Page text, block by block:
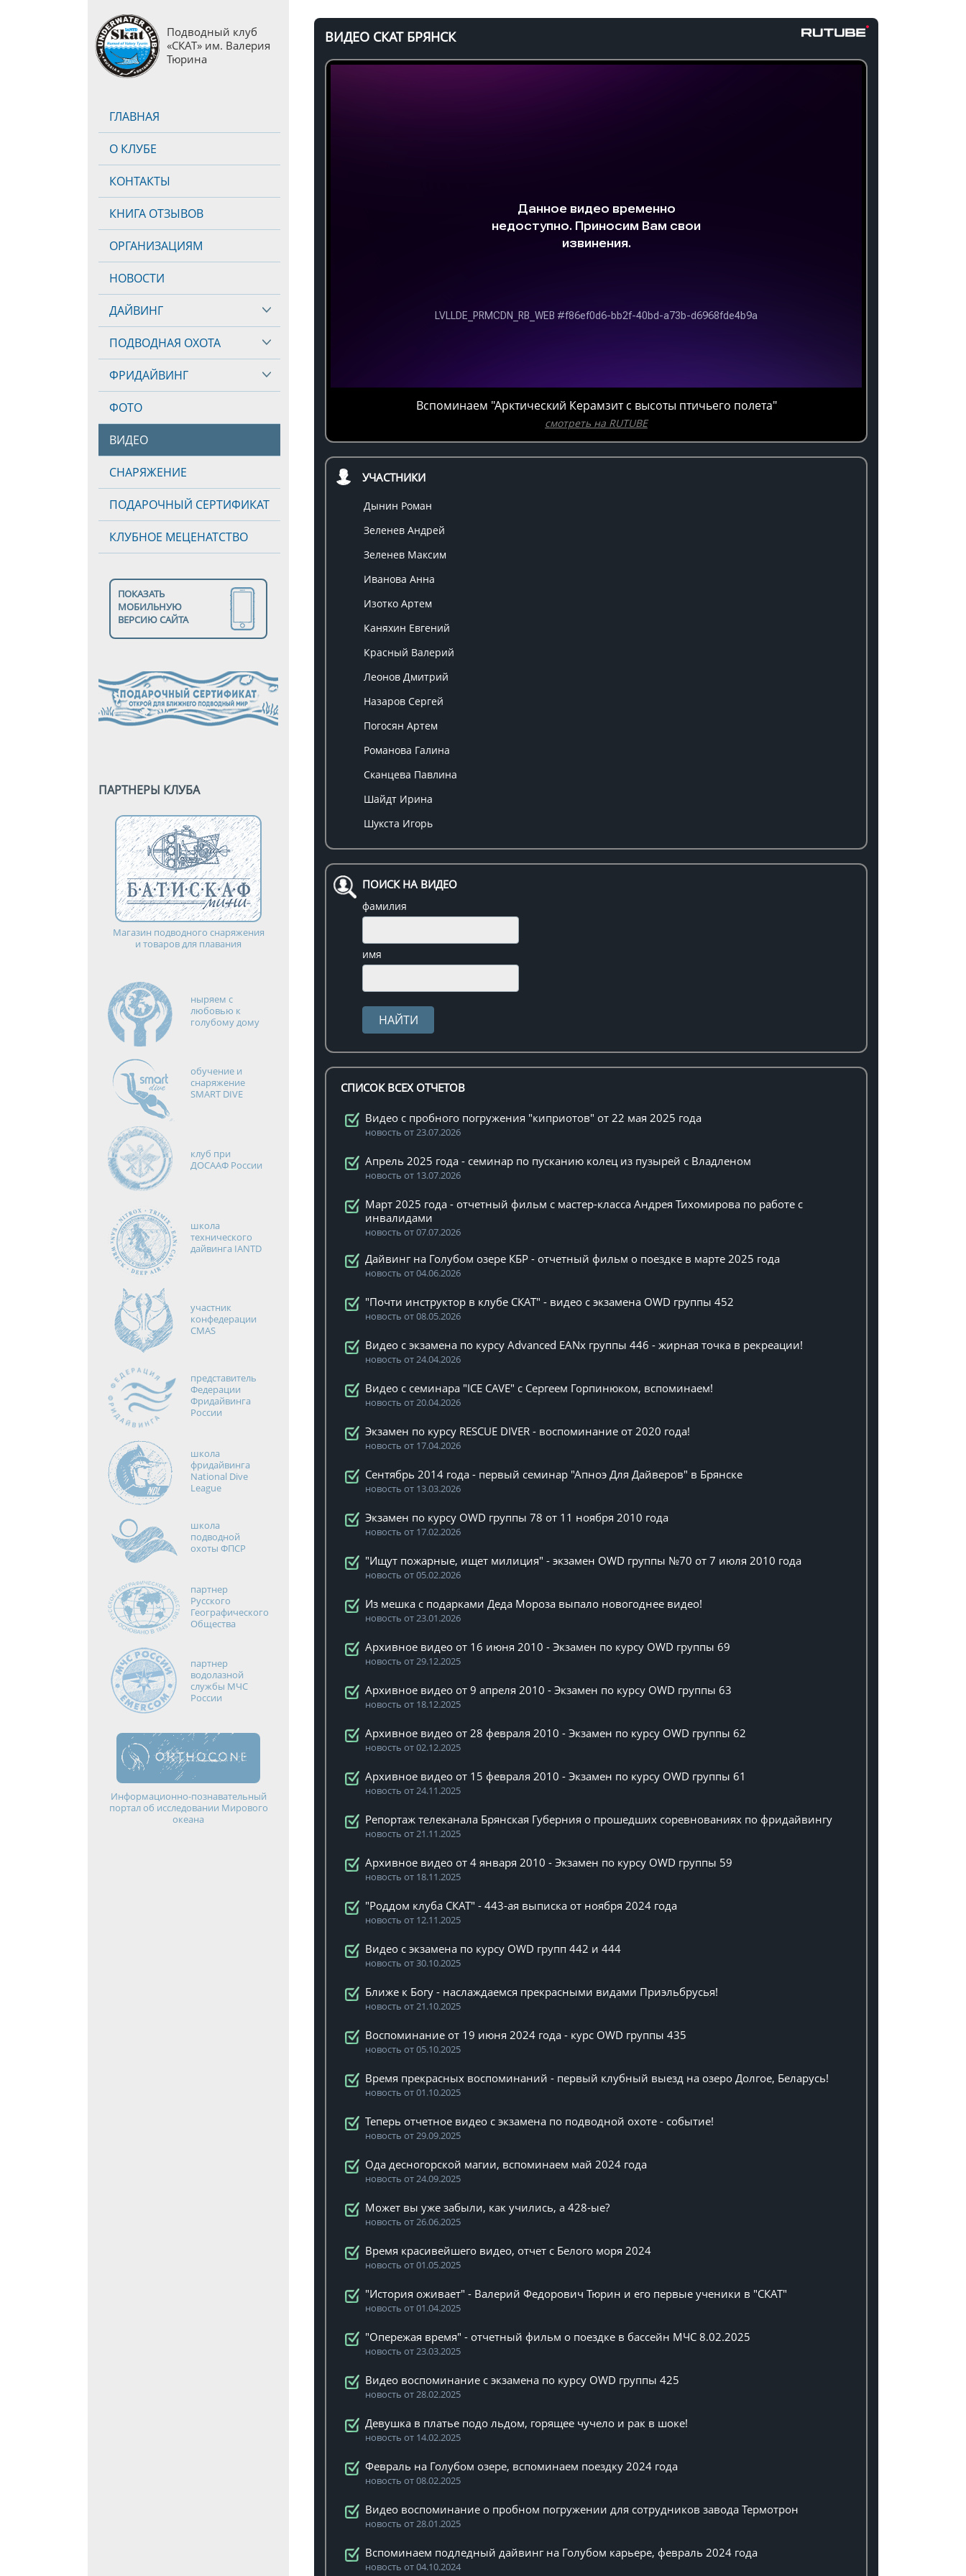
Подводный клуб
«СКАТ» им. Валерия
Тюрина
ГЛАВНАЯ
О КЛУБЕ
КОНТАКТЫ
КНИГА ОТЗЫВОВ
ОРГАНИЗАЦИЯМ
НОВОСТИ
ДАЙВИНГ
ПОДВОДНАЯ ОХОТА
ФРИДАЙВИНГ
ФОТО
ВИДЕО
СНАРЯЖЕНИЕ
ПОДАРОЧНЫЙ СЕРТИФИКАТ
КЛУБНОЕ МЕЦЕНАТСТВО
ПОКАЗАТЬ
МОБИЛЬНУЮ
ВЕРСИЮ САЙТА
ПАРТНЕРЫ КЛУБА
Магазин подводного снаряжения
и товаров для плавания
ныряем с
любовью к
голубому дому
обучение и
снаряжение
SMART DIVE
клуб при
ДОСААФ России
школа
технического
дайвинга IANTD
участник
конфедерации
CMAS
представитель
Федерации
Фридайвинга
России
школа
фридайвинга
National Dive
League
школа
подводной
охоты ФПСР
партнер
Русского
Географического
Общества
партнер
водолазной
службы МЧС
России
Информационно-познавательный
портал об исследовании Мирового
океана
ВИДЕО СКАТ БРЯНСК
Вспоминаем "Арктический Керамзит с высоты птичьего полета"
смотреть на RUTUBE
УЧАСТНИКИ
Дынин Роман
Зеленев Андрей
Зеленев Максим
Иванова Анна
Изотко Артем
Каняхин Евгений
Красный Валерий
Леонов Дмитрий
Назаров Сергей
Погосян Артем
Романова Галина
Сканцева Павлина
Шайдт Ирина
Шукста Игорь
ПОИСК НА ВИДЕО
фамилия
имя
СПИСОК ВСЕХ ОТЧЕТОВ
Видео с пробного погружения "киприотов" от 22 мая 2025 года
новость от 23.07.2026
Апрель 2025 года - семинар по пусканию колец из пузырей с Владленом
новость от 13.07.2026
Март 2025 года - отчетный фильм с мастер-класса Андрея Тихомирова по работе с
инвалидами
новость от 07.07.2026
Дайвинг на Голубом озере КБР - отчетный фильм о поездке в марте 2025 года
новость от 04.06.2026
"Почти инструктор в клубе СКАТ" - видео с экзамена OWD группы 452
новость от 08.05.2026
Видео с экзамена по курсу Advanced EANx группы 446 - жирная точка в рекреации!
новость от 24.04.2026
Видео с семинара "ICE CAVE" с Сергеем Горпинюком, вспоминаем!
новость от 20.04.2026
Экзамен по курсу RESCUE DIVER - воспоминание от 2020 года!
новость от 17.04.2026
Сентябрь 2014 года - первый семинар "Апноэ Для Дайверов" в Брянске
новость от 13.03.2026
Экзамен по курсу OWD группы 78 от 11 ноября 2010 года
новость от 17.02.2026
"Ищут пожарные, ищет милиция" - экзамен OWD группы №70 от 7 июля 2010 года
новость от 05.02.2026
Из мешка с подарками Деда Мороза выпало новогоднее видео!
новость от 23.01.2026
Архивное видео от 16 июня 2010 - Экзамен по курсу OWD группы 69
новость от 29.12.2025
Архивное видео от 9 апреля 2010 - Экзамен по курсу OWD группы 63
новость от 18.12.2025
Архивное видео от 28 февраля 2010 - Экзамен по курсу OWD группы 62
новость от 02.12.2025
Архивное видео от 15 февраля 2010 - Экзамен по курсу OWD группы 61
новость от 24.11.2025
Репортаж телеканала Брянская Губерния о прошедших соревнованиях по фридайвингу
новость от 21.11.2025
Архивное видео от 4 января 2010 - Экзамен по курсу OWD группы 59
новость от 18.11.2025
"Роддом клуба СКАТ" - 443-ая выписка от ноября 2024 года
новость от 12.11.2025
Видео с экзамена по курсу OWD групп 442 и 444
новость от 30.10.2025
Ближе к Богу - наслаждаемся прекрасными видами Приэльбрусья!
новость от 21.10.2025
Воспоминание от 19 июня 2024 года - курс OWD группы 435
новость от 05.10.2025
Время прекрасных воспоминаний - первый клубный выезд на озеро Долгое, Беларусь!
новость от 01.10.2025
Теперь отчетное видео с экзамена по подводной охоте - событие!
новость от 29.09.2025
Ода десногорской магии, вспоминаем май 2024 года
новость от 24.09.2025
Может вы уже забыли, как учились, а 428-ые?
новость от 26.06.2025
Время красивейшего видео, отчет с Белого моря 2024
новость от 01.05.2025
"История оживает" - Валерий Федорович Тюрин и его первые ученики в "СКАТ"
новость от 01.04.2025
"Опережая время" - отчетный фильм о поездке в бассейн МЧС 8.02.2025
новость от 23.03.2025
Видео воспоминание с экзамена по курсу OWD группы 425
новость от 28.02.2025
Девушка в платье подо льдом, горящее чучело и рак в шоке!
новость от 14.02.2025
Февраль на Голубом озере, вспоминаем поездку 2024 года
новость от 08.02.2025
Видео воспоминание о пробном погружении для сотрудников завода Термотрон
новость от 28.01.2025
Вспоминаем подледный дайвинг на Голубом карьере, февраль 2024 года
новость от 04.10.2024